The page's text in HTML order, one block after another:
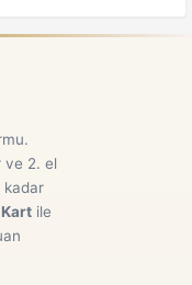
ve 2. el
kadar
Kart ile